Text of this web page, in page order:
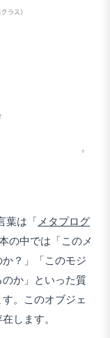
葉は「 メタプログ
の中では「このメ
？」「このモジ
か」といった質
。このオブジェ
します。